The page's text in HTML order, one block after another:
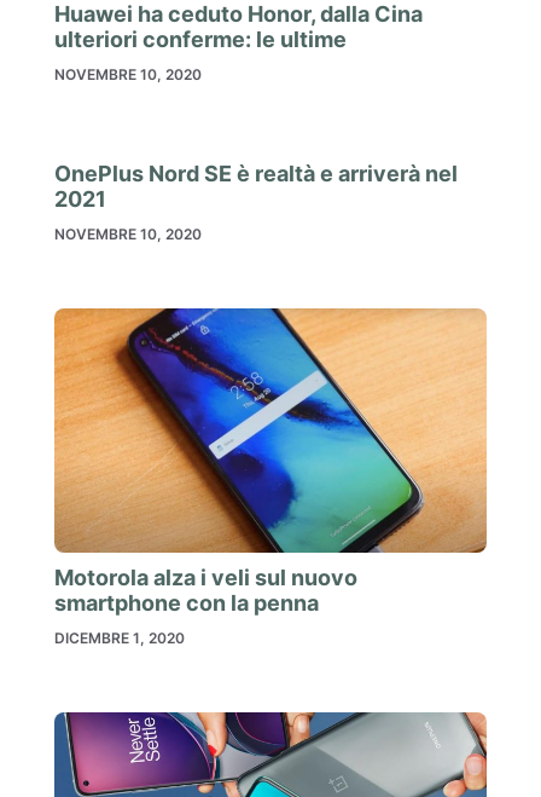
Huawei ha ceduto Honor, dalla Cina
ulteriori conferme: le ultime
NOVEMBRE 10, 2020
OnePlus Nord SE è realtà e arriverà nel
2021
NOVEMBRE 10, 2020
Motorola alza i veli sul nuovo
smartphone con la penna
DICEMBRE 1, 2020